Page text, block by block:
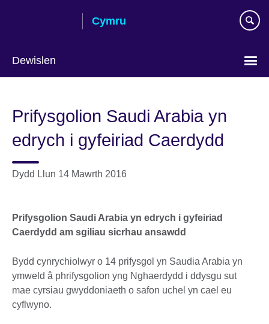
Cymru
Dewislen
language
Prifysgolion Saudi Arabia yn
edrych i gyfeiriad Caerdydd
Dydd Llun 14 Mawrth 2016
Prifysgolion Saudi Arabia yn edrych i gyfeiriad
Caerdydd am sgiliau sicrhau ansawdd
Bydd cynrychiolwyr o 14 prifysgol yn Saudia Arabia yn
ymweld â phrifysgolion yng Nghaerdydd i ddysgu sut
mae cyrsiau gwyddoniaeth o safon uchel yn cael eu
cyflwyno.